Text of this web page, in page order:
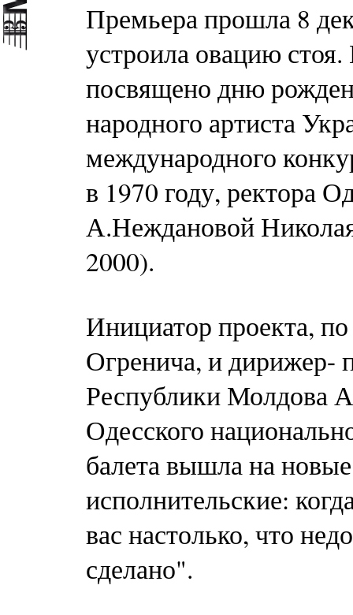
Премьера прошла 8
устроила овацию
посвящено дню
народного артиста
международного
в 1970 году, ректора
А.Неждановой
2000).
Инициатор проекта,
Огренича, и дирижер-
Республики Молдова
Одесского
балета вышла на
исполнительские:
вас настолько, что
сделано".